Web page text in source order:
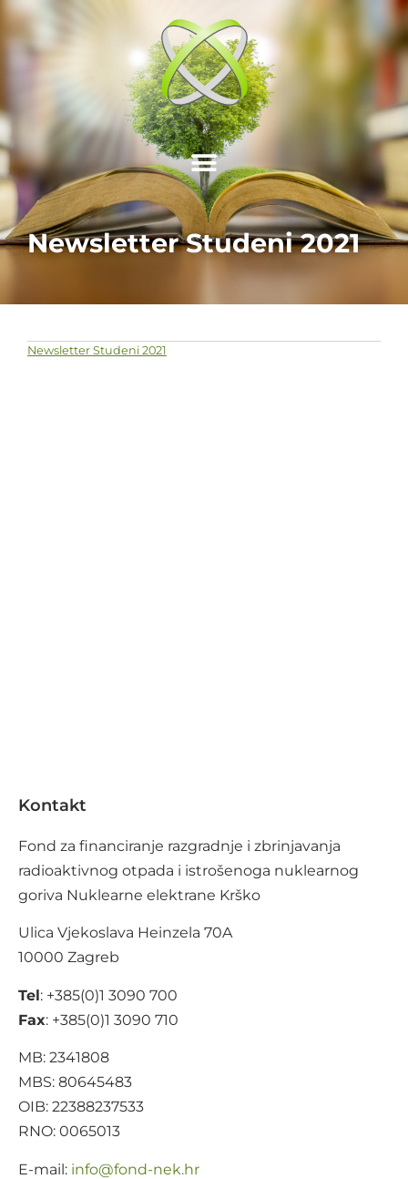
Newsletter Studeni 2021
Newsletter Studeni 2021
Kontakt
Fond za financiranje razgradnje i zbrinjavanja
radioaktivnog otpada i istrošenoga nuklearnog
goriva Nuklearne elektrane Krško
Ulica Vjekoslava Heinzela 70A
10000 Zagreb
Tel: +385(0)1 3090 700
Fax: +385(0)1 3090 710
MB: 2341808
MBS: 80645483
OIB: 22388237533
RNO: 0065013
E-mail: rh.ken-dnof
@ofni